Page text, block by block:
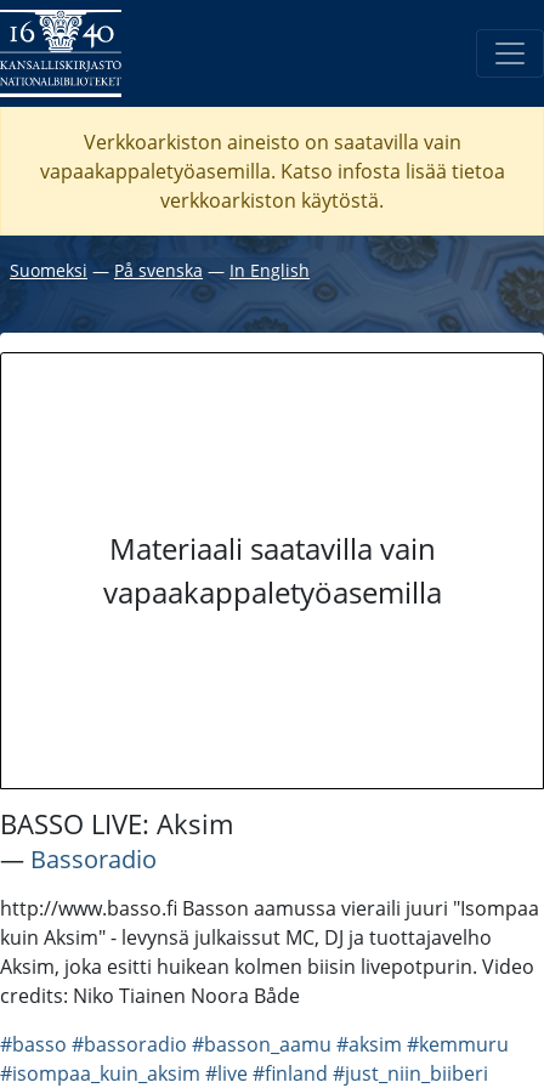
Verkkoarkiston aineisto on saatavilla vain
vapaakappaletyöasemilla. Katso infosta lisää tietoa
verkkoarkiston käytöstä.
Suomeksi ― På svenska ― In English
Materiaali saatavilla vain
vapaakappaletyöasemilla
BASSO LIVE: Aksim
― Bassoradio
http://www.basso.fi Basson aamussa vieraili juuri "Isompaa
kuin Aksim" - levynsä julkaissut MC, DJ ja tuottajavelho
Aksim, joka esitti huikean kolmen biisin livepotpurin. Video
credits: Niko Tiainen Noora Både
#basso #bassoradio #basson_aamu #aksim #kemmuru
#isompaa_kuin_aksim #live#finland #just_niin_biiberi